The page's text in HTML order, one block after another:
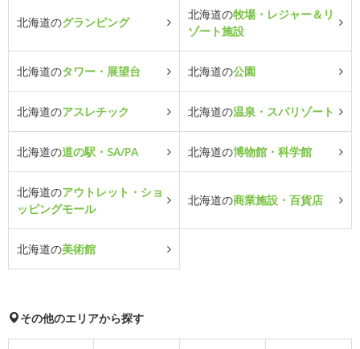
北海道のグランピング
北海道の牧場・レジャー＆リ
ゾート施設
北海道のタワー・展望台 北海道の公園
北海道のアスレチック 北海道の温泉・スパリゾート
北海道の道の駅・SA/PA 北海道の博物館・科学館
北海道のアウトレット・ショ
ッピングモール
北海道の商業施設・百貨店
北海道の美術館
その他のエリアから探す